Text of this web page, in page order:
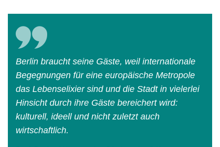
Berlin braucht seine Gäste, weil internationale
Begegnungen für eine europäische Metropole
das Lebenselixier sind und die Stadt in vielerlei
Hinsicht durch ihre Gäste bereichert wird:
kulturell, ideell und nicht zuletzt auch
wirtschaftlich.